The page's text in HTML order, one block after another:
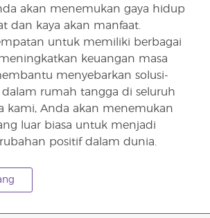
akan menemukan gaya hidup
dan kaya akan manfaat.
untuk memiliki berbagai
keuangan masa
menyebarkan solusi-
dalam rumah tangga di seluruh
kami, Anda akan menemukan
luar biasa untuk menjadi
positif dalam dunia.